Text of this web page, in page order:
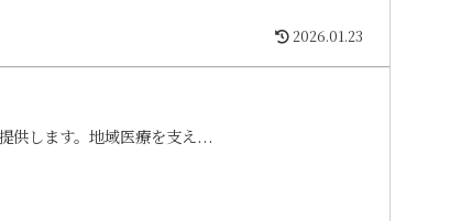
2026.01.23
供します。地域医療を支え...